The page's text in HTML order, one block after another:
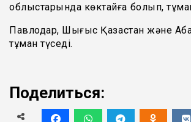
облыстарында көктайғақ болып,
Павлодар, Шығыс Қазақстан және
тұман түседі.
Поделиться: